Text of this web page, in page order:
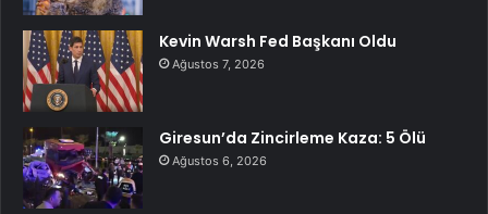
Kevin Warsh Fed Başkanı Oldu
Ağustos 7, 2026
Giresun’da Zincirleme Kaza: 5 Ölü
Ağustos 6, 2026